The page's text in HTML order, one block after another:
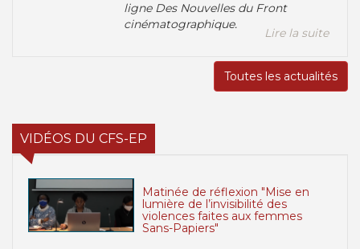
ligne Des Nouvelles du Front
cinématographique.
Lire la suite
Toutes les actualités
VIDÉOS DU CFS-EP
Matinée de réflexion "Mise en
lumière de l’invisibilité des
violences faites aux femmes
Sans-Papiers"